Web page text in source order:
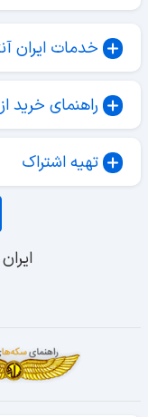
خدمات ایران
راهنمای خرید
تهیه اشتراک